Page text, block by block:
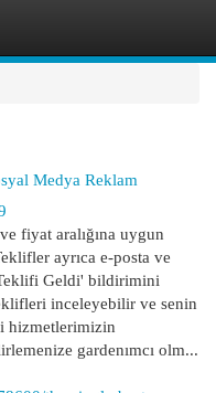
Medya Reklam
fiyat aralığına uygun
ayrıca e-posta ve
Geldi' bildirimini
inceleyebilir ve senin
hizmetlerimizin
gardenımcı olm...